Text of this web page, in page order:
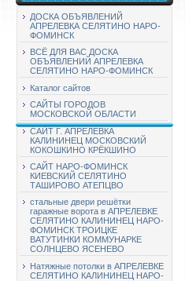
ДОСКА ОБЪЯВЛЕНИЙ
АПРЕЛЕВКА СЕЛЯТИНО НАРО-
ФОМИНСК
ВСЁ ДЛЯ ВАС ДОСКА
ОБЪЯВЛЕНИЙ АПРЕЛЕВКА
СЕЛЯТИНО НАРО-ФОМИНСК
Каталог сайтов
САЙТЫ ГОРОДОВ
МОСКОВСКОЙ ОБЛАСТИ
САЙТ Г. АПРЕЛЕВКА
КАЛИНИНЕЦ МОСКОВСКИЙ
КОКОШКИНО КРЁКШИНО
САЙТ НАРО-ФОМИНСК
КИЕВСКИЙ СЕЛЯТИНО
ТАШИРОВО АТЕПЦВО
стальные двери решётки
гаражные ворота в АПРЕЛЕВКЕ
СЕЛЯТИНО КАЛИНИНЕЦ НАРО-
ФОМИНСК ТРОИЦКЕ
ВАТУТИНКИ КОММУНАРКЕ
СОЛНЦЕВО ЯСЕНЕВО
Натяжные потолки в АПРЕЛЕВКЕ
СЕЛЯТИНО КАЛИНИНЕЦ НАРО-